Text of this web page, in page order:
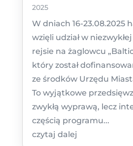
2025
W dniach 16-23.08.2025
wzięli udział w
rejsie na żaglowcu
który został
ze środków Urzędu
To wyjątkowe
zwykłą wyprawą, lecz
częścią programu...
czytaj dalej